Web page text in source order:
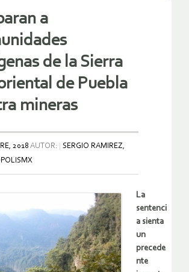
a
de la Sierra
de Puebla
mineras
2018 AUTOR:
SERGIO RAMIREZ,
La
sentenci
a sienta
un
precede
nte